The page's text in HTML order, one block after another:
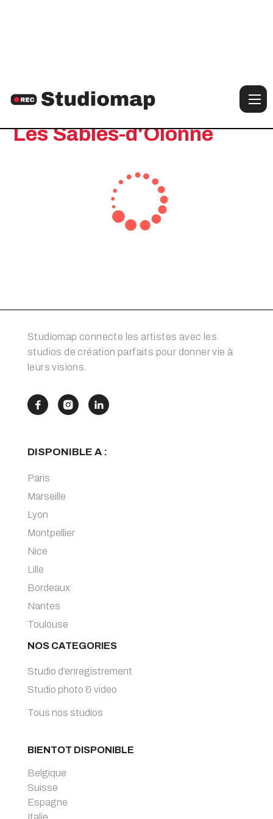
Notre sélection de studios à :
Les Sables-d'Olonne
Studiomap connecte les artistes avec les
studios de création parfaits pour donner vie à
leurs visions.
  
DISPONIBLE A :
Paris
Marseille
Lyon
Montpellier
Nice
Lille
Bordeaux
Nantes
Toulouse
NOS CATEGORIES
Studio d’enregistrement
Studio photo & video
Tous nos studios
BIENTOT DISPONIBLE
Belgique
Suisse
Espagne
Italie